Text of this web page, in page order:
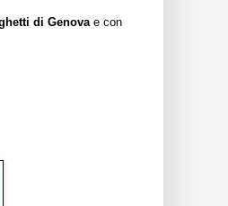
di Genovae con